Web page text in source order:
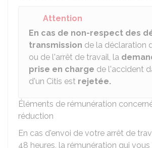
Attention
En cas de non-respect des
transmission de la déclaration
ou de l'arrêt de travail, la
prise en charge de l'accident
d'un Citis est rejetée.
Éléments de rémunération
réduction
En cas d'envoi de votre arrêt de
48 heures, la rémunération qui